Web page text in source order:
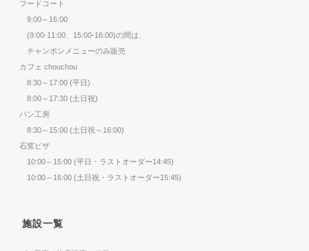
フードコート
9:00～16:00
(9:00-11:00、15:00-16:00)の間は、
チャンポンメニューのみ販売
カフェ chouchou
8:30～17:00 (平日)
8:00～17:30 (土日祝)
パン工房
8:30～15:00 (土日祝～16:00)
石窯ピザ
10:00～15:00 (平日・ラストオーダー14:45)
10:00～16:00 (土日祝・ラストオーダー15:45)
施設一覧